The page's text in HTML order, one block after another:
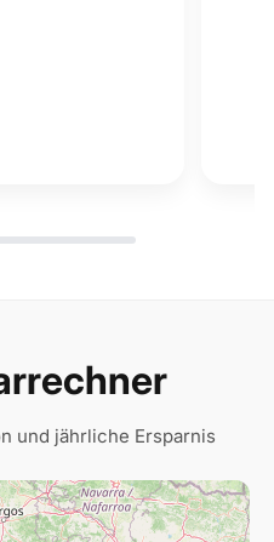
und jährliche Ersparnis